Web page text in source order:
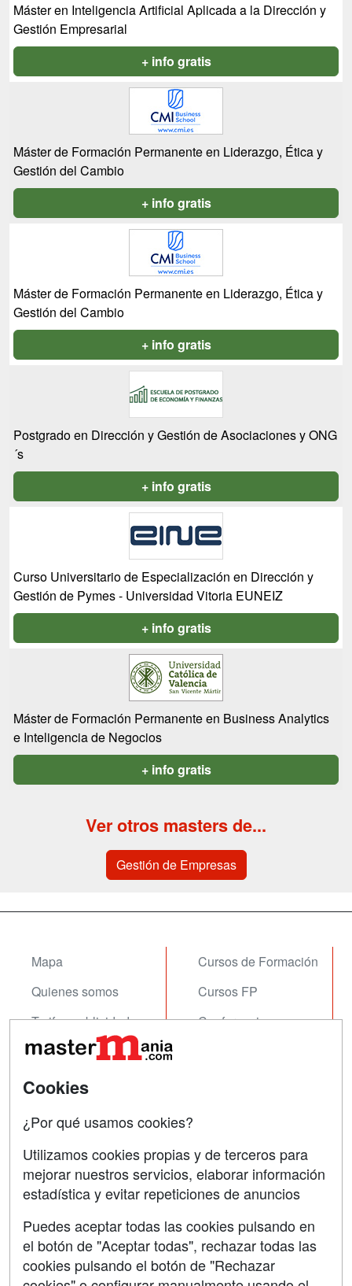
Máster en Inteligencia Artificial Aplicada a la Dirección y
Gestión Empresarial
+ info gratis
Máster de Formación Permanente en Liderazgo, Ética y
Gestión del Cambio
+ info gratis
Máster de Formación Permanente en Liderazgo, Ética y
Gestión del Cambio
+ info gratis
Postgrado en Dirección y Gestión de Asociaciones y ONG
´s
+ info gratis
Curso Universitario de Especialización en Dirección y
Gestión de Pymes - Universidad Vitoria EUNEIZ
+ info gratis
Máster de Formación Permanente en Business Analytics
e Inteligencia de Negocios
+ info gratis
Ver otros masters de...
Gestión de Empresas
Mapa
Quienes somos
Tarifas publicidad
Acceso Usuarios
Acceso Centros
Cursos de Formación
Cursos FP
Conferencias
Contactar
Confidencialidad
Aviso legal
Copyleft
Cookies
¿Por qué usamos cookies?
Utilizamos cookies propias y de terceros para
mejorar nuestros servicios, elaborar información
estadística y evitar repeticiones de anuncios
Puedes aceptar todas las cookies pulsando en
el botón de "Aceptar todas", rechazar todas las
cookies pulsando el botón de "Rechazar